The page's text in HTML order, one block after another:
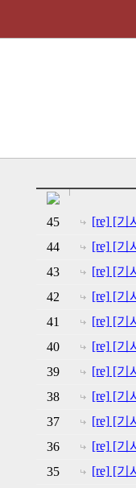
45 [re] [기
44
[re] [기
43
[re] [기
42
[re] [기
41
[re] [기
40
[re] [기
39
[re] [기
38
[re] [기
37
[re] [기
36
[re] [기
35
[re] [기